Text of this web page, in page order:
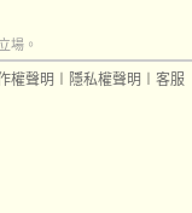
場。
權聲明 隱私權聲明 客服